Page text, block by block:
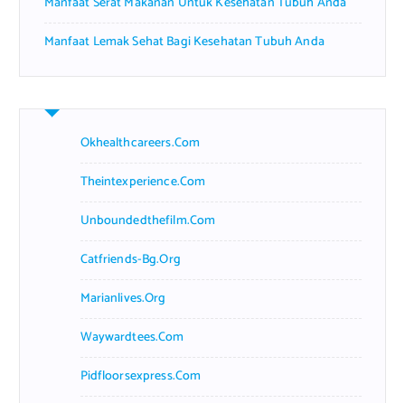
Manfaat Lemak Sehat Bagi Kesehatan Tubuh Anda
Okhealthcareers.com
Theintexperience.com
Unboundedthefilm.com
Catfriends-Bg.org
Marianlives.org
Waywardtees.com
Pidfloorsexpress.com